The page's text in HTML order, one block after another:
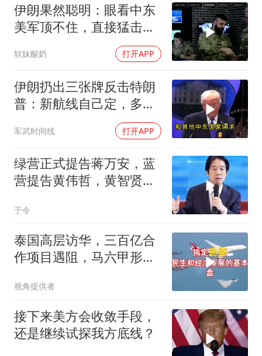
伊朗果然聪明：眼看中东
美军顶不住，直接猛击要
软妹酸奶 打开APP
伊朗扔出三张牌反击特朗
普：新航线自己定，多国
保证不参战，海峡不回战
前状态
军武时间线 打开APP
绿营正式提告蒋万安，蓝
营提告黄伟哲，黄智贤不
于令
泰国高层访华，三百亿合
作项目遇阻，马六甲形势
视角提供者
接下来美方会收敛手段，
还是继续试探我方底线？